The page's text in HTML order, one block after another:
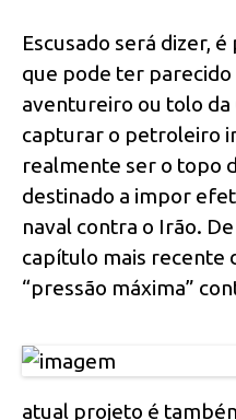
Escusado será dizer,
que pode ter parecido
aventureiro ou tolo da
capturar o petroleiro
realmente ser o topo
destinado a impor
naval contra o Irão.
capítulo mais recente
“pressão máxima”
atual projeto é